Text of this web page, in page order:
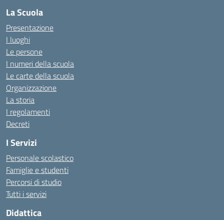
La Scuola
Presentazione
I luoghi
Le persone
I numeri della scuola
Le carte della scuola
Organizzazione
La storia
I regolamenti
Decreti
I Servizi
Personale scolastico
Famiglie e studenti
Percorsi di studio
Tutti i servizi
Didattica